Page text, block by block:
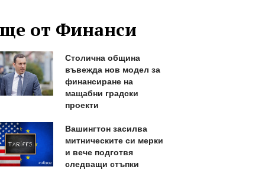
от Финанси
Столична община
въвежда нов модел за
финансиране на
мащабни градски
проекти
Вашингтон засилва
митническите си мерки
и вече подготвя
следващи стъпки